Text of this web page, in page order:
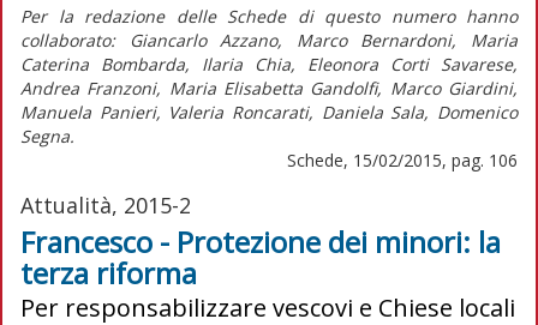
Per la redazione delle Schede di questo numero hanno
collaborato: Giancarlo Azzano, Marco Bernardoni, Maria
Caterina Bombarda, Ilaria Chia, Eleonora Corti Savarese,
Andrea Franzoni, Maria Elisabetta Gandolfi, Marco Giardini,
Manuela Panieri, Valeria Roncarati, Daniela Sala, Domenico
Segna.
Schede, 15/02/2015, pag. 106
Attualità, 2015-2
Francesco - Protezione dei minori: la
terza riforma
Per responsabilizzare vescovi e Chiese locali